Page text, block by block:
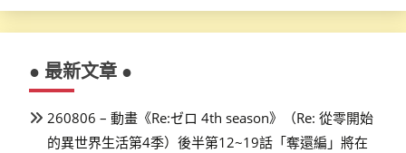
● 最新文章 ●
260806 – 動畫《Re:ゼロ 4th season》（Re: 從零開始
的異世界生活第4季）後半第12~19話「奪還編」將在